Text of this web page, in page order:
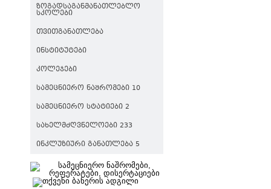
ᲖᲝᲒᲐᲓᲡᲐᲒᲐᲜᲛᲐᲜᲐᲗᲚᲔᲑᲚᲝ
ᲡᲙᲝᲚᲔᲑᲘ
ᲗᲕᲘᲗᲒᲐᲜᲐᲗᲚᲔᲑᲐ
ᲘᲜᲡᲢᲘᲢᲣᲢᲔᲑᲘ
ᲙᲝᲚᲔᲯᲔᲑᲘ
ᲡᲐᲛᲔᲪᲜᲘᲔᲠᲝ ᲜᲐᲨᲠᲝᲛᲔᲑᲘ 10
ᲡᲐᲛᲔᲪᲜᲘᲔᲠᲝ ᲡᲢᲐᲢᲘᲔᲑᲘ 2
ᲡᲐᲮᲔᲚᲛᲫᲦᲕᲜᲔᲚᲝᲔᲑᲘ 233
ᲘᲜᲙᲚᲣᲖᲘᲣᲠᲘ ᲒᲐᲜᲐᲗᲚᲔᲑᲐ 5